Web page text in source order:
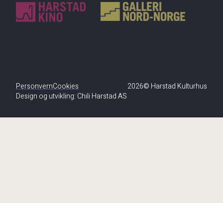
PersonvernCookies
2026© Harstad Kulturhus
Design og utvikling: Chili Harstad AS